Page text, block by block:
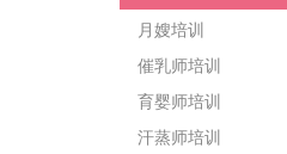
月嫂培训
催乳师培训
育婴师培训
汗蒸师培训